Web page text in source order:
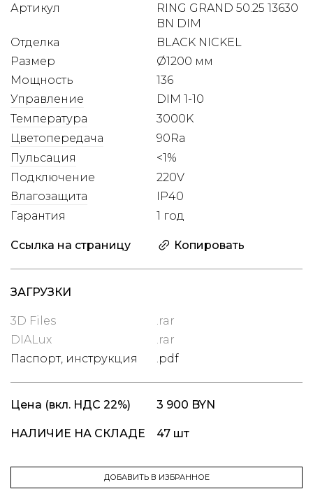
Артикул
RING GRAND 50.​25 13630
BN DIM
Размер 1200 мм
Отделка BLACK NICKEL
Мощность 136
Пульсация
<1%
Подключение
220V
Цветопередача 90Ra
Влагозащита IP40
Управление
DIM 1-10
Температура
3000K
Гарантия 1 год
Ссылка на страницу Копировать
ЗАГРУЗКИ
3D Files
.rar
DIALux
.rar
Паспорт, инструкция
.pdf
Цена (вкл. НДС 22%) 3 900 BYN
НАЛИЧИЕ НА СКЛАДЕ 47 шт
ДОБАВИТЬ В ИЗБРАННОЕ